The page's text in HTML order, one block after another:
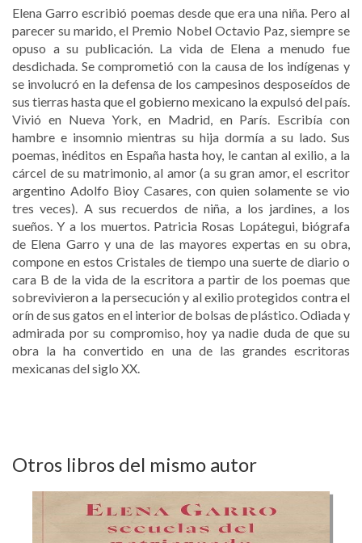
Elena Garro escribió poemas desde que era una niña. Pero al
parecer su marido, el Premio Nobel Octavio Paz, siempre se
opuso a su publicación. La vida de Elena a menudo fue
desdichada. Se comprometió con la causa de los indígenas y
se involucró en la defensa de los campesinos desposeídos de
sus tierras hasta que el gobierno mexicano la expulsó del país.
Vivió en Nueva York, en Madrid, en París. Escribía con
hambre e insomnio mientras su hija dormía a su lado. Sus
poemas, inéditos en España hasta hoy, le cantan al exilio, a la
cárcel de su matrimonio, al amor (a su gran amor, el escritor
argentino Adolfo Bioy Casares, con quien solamente se vio
tres veces). A sus recuerdos de niña, a los jardines, a los
sueños. Y a los muertos. Patricia Rosas Lopátegui, biógrafa
de Elena Garro y una de las mayores expertas en su obra,
compone en estos Cristales de tiempo una suerte de diario o
cara B de la vida de la escritora a partir de los poemas que
sobrevivieron a la persecución y al exilio protegidos contra el
orín de sus gatos en el interior de bolsas de plástico. Odiada y
admirada por su compromiso, hoy ya nadie duda de que su
obra la ha convertido en una de las grandes escritoras
mexicanas del siglo XX.
Otros libros del mismo autor